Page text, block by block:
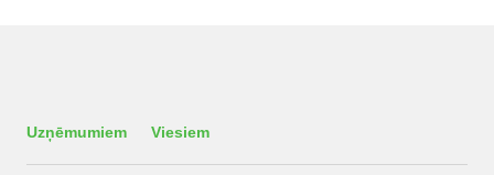
Uzņēmumiem Viesiem